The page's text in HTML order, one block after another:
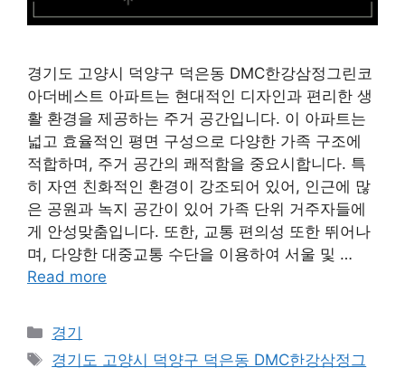
경기도 고양시 덕양구 덕은동 DMC한강삼정그린코
아더베스트 아파트는 현대적인 디자인과 편리한 생
활 환경을 제공하는 주거 공간입니다. 이 아파트는
넓고 효율적인 평면 구성으로 다양한 가족 구조에
적합하며, 주거 공간의 쾌적함을 중요시합니다. 특
히 자연 친화적인 환경이 강조되어 있어, 인근에 많
은 공원과 녹지 공간이 있어 가족 단위 거주자들에
게 안성맞춤입니다. 또한, 교통 편의성 또한 뛰어나
며, 다양한 대중교통 수단을 이용하여 서울 및 …
Read more
Categories
경기
Tags
경기도 고양시 덕양구 덕은동 DMC한강삼정그